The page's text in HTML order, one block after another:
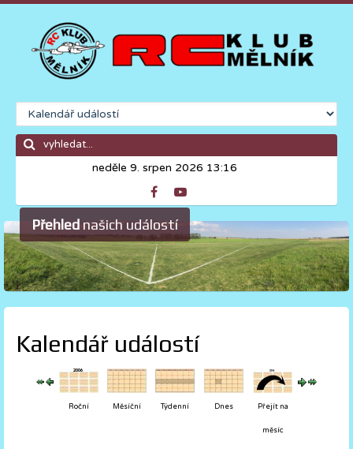
neděle 9. srpen 2026 13:16
Přehled našich událostí
Kalendář událostí
Roční Měsíční Týdenní Dnes Přejít na
měsíc